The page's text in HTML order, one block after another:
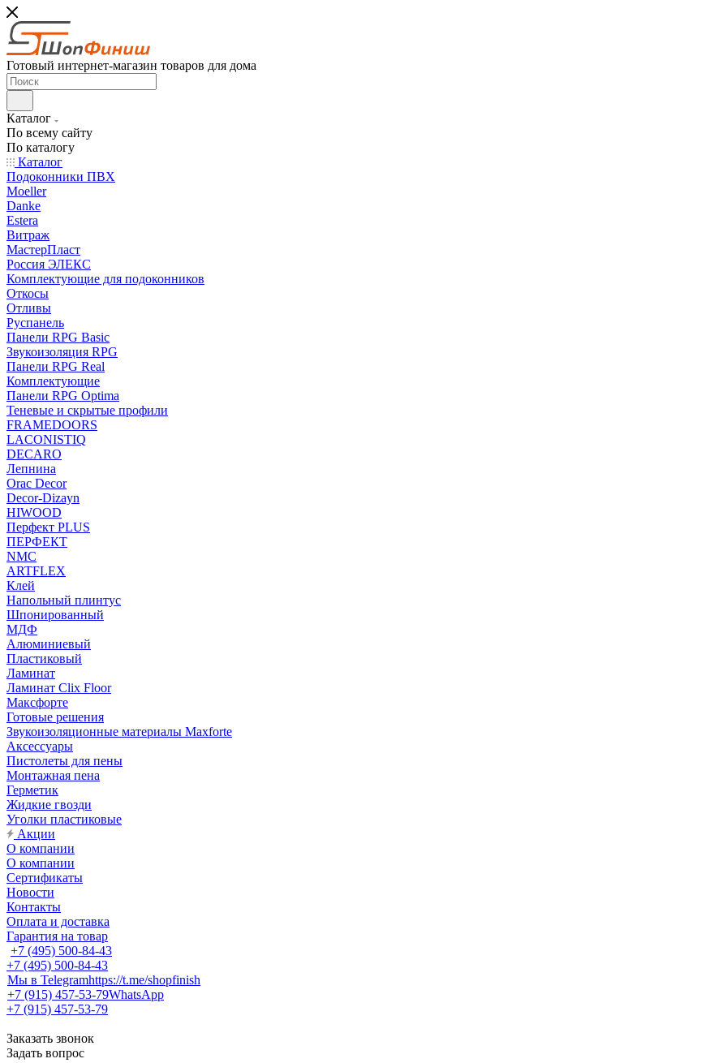
Готовый интернет-магазин товаров для дома
Каталог
По всему сайту
По каталогу
Каталог
Подоконники ПВХ
Moeller
Danke
Estera
Витраж
МастерПласт
Россия ЭЛЕКС
Комплектующие для подоконников
Откосы
Отливы
Руспанель
Панели RPG Basic
Звукоизоляция RPG
Панели RPG Real
Комплектующие
Панели RPG Optima
Теневые и скрытые профили
FRAMEDOORS
LACONISTIQ
DECARO
Лепнина
Orac Decor
Decor-Dizayn
HIWOOD
Перфект PLUS
ПЕРФЕКТ
NMC
ARTFLEX
Клей
Напольный плинтус
Шпонированный
МДФ
Алюминиевый
Пластиковый
Ламинат
Ламинат Clix Floor
Максфорте
Готовые решения
Звукоизоляционные материалы Maxforte
Аксессуары
Пистолеты для пены
Монтажная пена
Герметик
Жидкие гвозди
Уголки пластиковые
Акции
О компании
О компании
Сертификаты
Новости
Контакты
Оплата и доставка
Гарантия на товар
+7 (495) 500-84-43
+7 (495) 500-84-43
Мы в Telegramhttps://t.me/shopfinish
+7 (915) 457-53-79WhatsApp
+7 (915) 457-53-79
Заказать звонок
Задать вопрос